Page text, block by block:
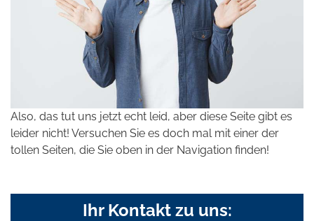
Also, das tut uns jetzt echt leid, aber diese Seite gibt es
leider nicht! Versuchen Sie es doch mal mit einer der
tollen Seiten, die Sie oben in der Navigation finden!
Ihr Kontakt zu uns: